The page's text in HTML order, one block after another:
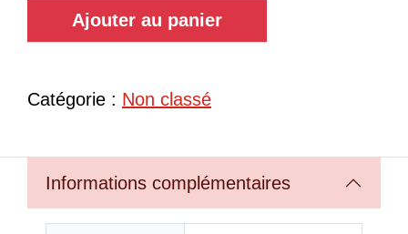
Ajouter au panier
Catégorie : Non classé
Informations complémentaires